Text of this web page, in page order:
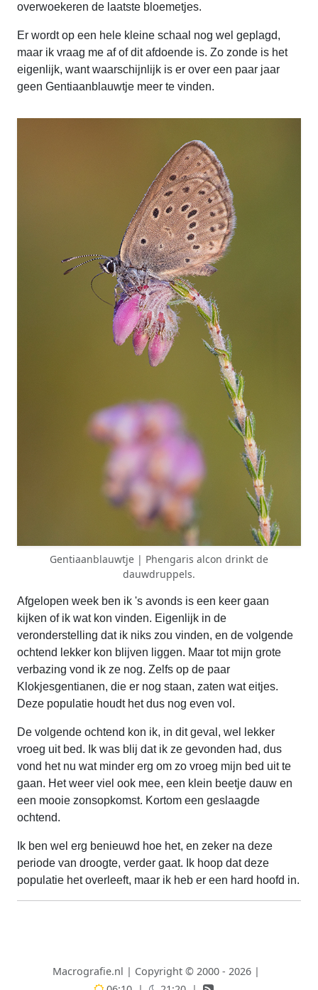
overwoekeren de laatste bloemetjes.
Er wordt op een hele kleine schaal nog wel geplagd,
maar ik vraag me af of dit afdoende is. Zo zonde is het
eigenlijk, want waarschijnlijk is er over een paar jaar
geen Gentiaanblauwtje meer te vinden.
Gentiaanblauwtje | Phengaris alcon drinkt de
dauwdruppels.
Afgelopen week ben ik 's avonds is een keer gaan
kijken of ik wat kon vinden. Eigenlijk in de
veronderstelling dat ik niks zou vinden, en de volgende
ochtend lekker kon blijven liggen. Maar tot mijn grote
verbazing vond ik ze nog. Zelfs op de paar
Klokjesgentianen, die er nog staan, zaten wat eitjes.
Deze populatie houdt het dus nog even vol.
De volgende ochtend kon ik, in dit geval, wel lekker
vroeg uit bed. Ik was blij dat ik ze gevonden had, dus
vond het nu wat minder erg om zo vroeg mijn bed uit te
gaan. Het weer viel ook mee, een klein beetje dauw en
een mooie zonsopkomst. Kortom een geslaagde
ochtend.
Ik ben wel erg benieuwd hoe het, en zeker na deze
periode van droogte, verder gaat. Ik hoop dat deze
populatie het overleeft, maar ik heb er een hard hoofd in.
Macrografie.nl | Copyright © 2000 - 2026 |